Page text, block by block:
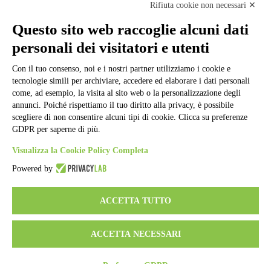
Ufficio Relazioni con il Pubblico
Dichiarazione di accessibilità
Obiettivi di accessibilità
Gestione consensi cookie
Amministrazione trasparente
Pagina visualizzata
911volte
Sezione Copyright
Copyright 2026 | Engineered and powered by Gruppo Spaggiari
Parma S.p.A. | Divisione Publishing & New Social Media
Rifiuta cookie non necessari ✕
Questo sito web raccoglie alcuni dati
personali dei visitatori e utenti
Con il tuo consenso, noi e i nostri partner utilizziamo i cookie e
tecnologie simili per archiviare, accedere ed elaborare i dati personali
come, ad esempio, la visita al sito web o la personalizzazione degli
annunci. Poiché rispettiamo il tuo diritto alla privacy, è possibile
scegliere di non consentire alcuni tipi di cookie. Clicca su preferenze
GDPR per saperne di più.
Visualizza la Cookie Policy Completa
Powered by
ACCETTA TUTTO
ACCETTA NECESSARI